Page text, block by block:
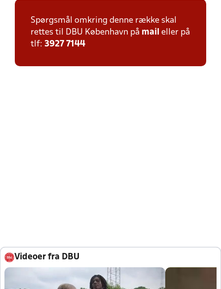
Spørgsmål omkring denne række skal
rettes til DBU København på mail eller på
tlf: 3927 7144
Videoer fra DBU